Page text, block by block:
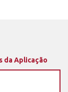
da Aplicação